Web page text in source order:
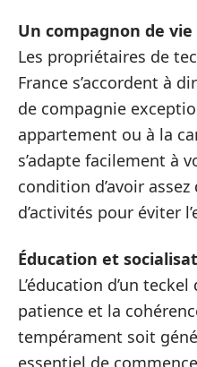
Un compagnon de vie
Les propriétaires de
France s’accordent à
de compagnie
appartement ou à la
s’adapte facilement à
condition d’avoir
d’activités pour éviter
Éducation et
L’éducation d’un
patience et la
tempérament soit
essentiel de